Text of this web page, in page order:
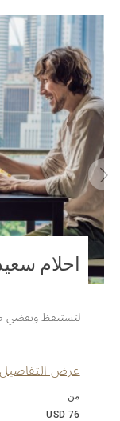
أحلام
لتستيقظ وتقضي
عرض التفاصيل
من
USD 76